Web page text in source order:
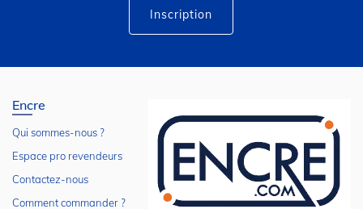
Inscription
Encre
Qui sommes-nous ?
Espace pro revendeurs
Contactez-nous
Comment commander ?